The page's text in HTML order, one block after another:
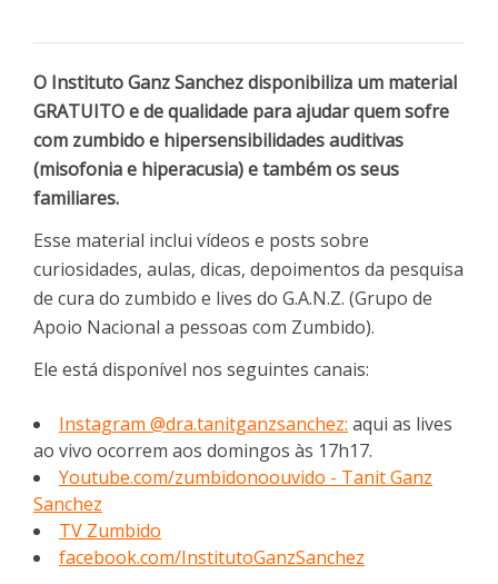
O Instituto Ganz Sanchez disponibiliza um material
GRATUITO e de qualidade para ajudar quem sofre
com zumbido e hipersensibilidades auditivas
(misofonia e hiperacusia) e também os seus
familiares.
Esse material inclui vídeos e posts sobre
curiosidades, aulas, dicas, depoimentos da pesquisa
de cura do zumbido e lives do G.A.N.Z. (Grupo de
Apoio Nacional a pessoas com Zumbido).
Ele está disponível nos seguintes canais:
Instagram @dra.tanitganzsanchez: aqui as lives
ao vivo ocorrem aos domingos às 17h17.
Youtube.com/zumbidonoouvido - Tanit Ganz
Sanchez
TV Zumbido
facebook.com/InstitutoGanzSanchez